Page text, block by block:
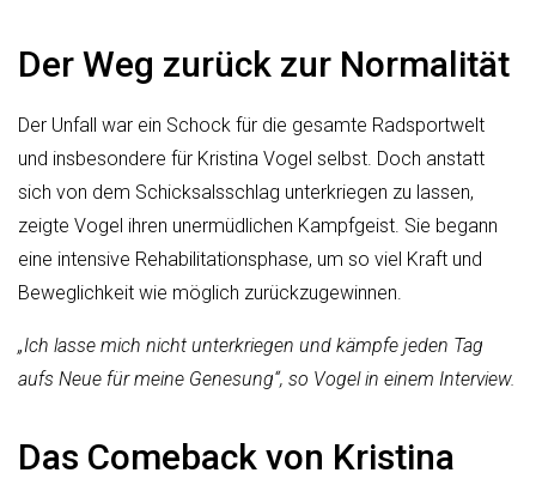
Der Weg zurück zur Normalität
Der Unfall war ein Schock für die gesamte Radsportwelt
und insbesondere für Kristina Vogel selbst. Doch anstatt
sich von dem Schicksalsschlag unterkriegen zu lassen,
zeigte Vogel ihren unermüdlichen Kampfgeist. Sie begann
eine intensive Rehabilitationsphase, um so viel Kraft und
Beweglichkeit wie möglich zurückzugewinnen.
„Ich lasse mich nicht unterkriegen und kämpfe jeden Tag
aufs Neue für meine Genesung“, so Vogel in einem Interview.
Das Comeback von Kristina